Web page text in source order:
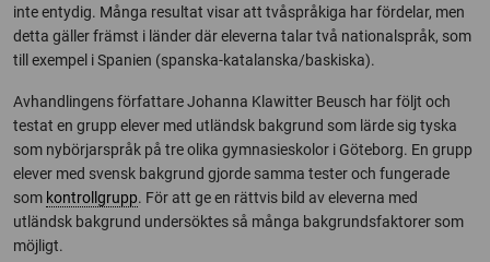
inte entydig. Många resultat visar att tvåspråkiga har fördelar, men
detta gäller främst i länder där eleverna talar två nationalspråk, som
till exempel i Spanien (spanska-katalanska/baskiska).
Avhandlingens författare Johanna Klawitter Beusch har följt och
testat en grupp elever med utländsk bakgrund som lärde sig tyska
som nybörjarspråk på tre olika gymnasieskolor i Göteborg. En grupp
elever med svensk bakgrund gjorde samma tester och fungerade
som kontrollgrupp. För att ge en rättvis bild av eleverna med
utländsk bakgrund undersöktes så många bakgrundsfaktorer som
möjligt.